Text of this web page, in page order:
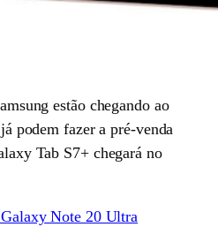
estão chegando ao
podem fazer a pré-venda
Tab S7+ chegará no
Note 20 Ultra